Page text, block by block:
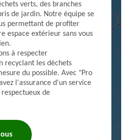
verts, des branches
de jardin. Notre équipe se
permettant de profiter
espace extérieur sans vous
à respecter
recyclant les déchets
du possible. Avec "Pro
l'assurance d'un service
de